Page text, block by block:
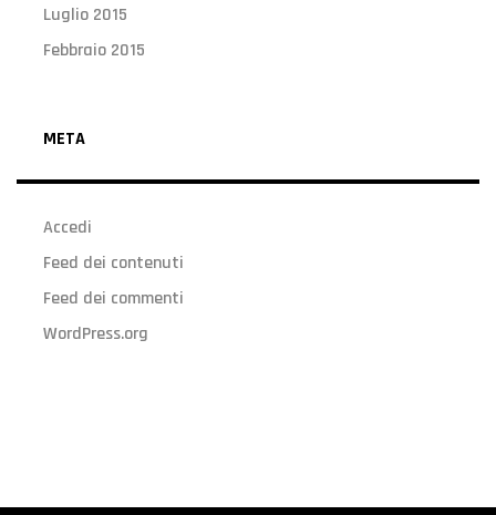
Luglio 2015
Febbraio 2015
META
Accedi
Feed dei contenuti
Feed dei commenti
WordPress.org